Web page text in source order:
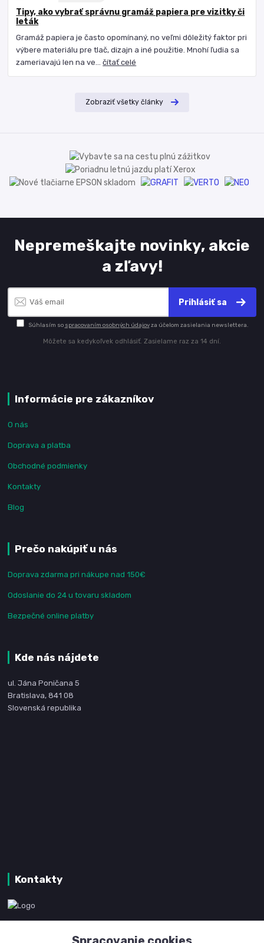
Tipy, ako vybrať správnu gramáž papiera pre vizitky či
leták
Gramáž papiera je často opomínaný, no veľmi dôležitý faktor pri
výbere materiálu pre tlač, dizajn a iné použitie. Mnohí ľudia sa
zameriavajú len na ve...čítať celé
Zobraziť všetky články
Nepremeškajte novinky, akcie
a zľavy!
Prihlásiť sa
Súhlasím so spracovaním osobných údajovza účelom zasielania newslettera.
Môžete sa kedykoľvek odhlásiť. Zasielame raz za 14 dní.
Informácie pre zákazníkov
O nás
Doprava a platba
Obchodné podmienky
Kontakty
Blog
Prečo nakúpiť u nás
Doprava zdarma pri nákupe nad 150€
Odoslanie do 24 u tovaru skladom
Bezpečné online platby
Kde nás nájdete
ul. Jána Poničana 5
Bratislava, 841 08
Slovenská republika
Kontakty